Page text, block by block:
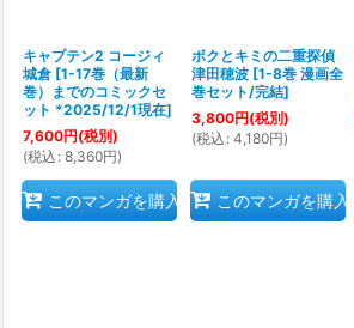
キャプテン2 コージィ
城倉 [1-17巻（最新
巻）までのコミックセ
ット *2025/12/1現在]
7,600円(税別)
(税込 : 8,360円)
このマンガを購入
ボクとキミの二重探偵
津田穂波 [1-8巻 漫画全
巻セット/完結]
3,800円(税別)
(税込 : 4,180円)
このマンガを購入